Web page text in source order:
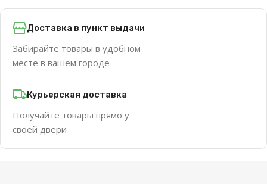
Доставка в пункт выдачи
Забирайте товары в удобном
месте в вашем городе
Курьерская доставка
Получайте товары прямо у
своей двери